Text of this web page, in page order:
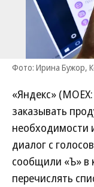
Фото: Ирина Бужор,
«Яндекс» (MOEX:
заказывать
необходимости
диалог с
сообщили «Ъ» в
перечислять